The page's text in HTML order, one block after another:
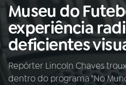
Buscar
na
Rádio
Nacional
Buscar
AO
Museu do
experiência
deficientes
Repórter Lincoln Chaves
dentro do programa "No